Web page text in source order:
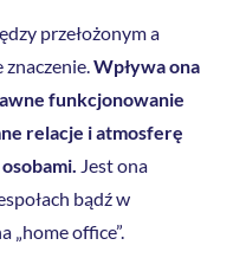
przełożonym a
Wpływa ona
funkcjonowanie
relacje i atmosferę
Jest ona
bądź w
„home office”.